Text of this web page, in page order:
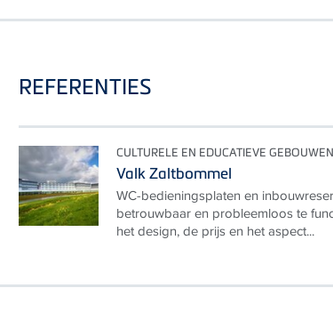
REFERENTIES
CULTURELE EN EDUCATIEVE GEBOUWEN
Valk Zaltbommel
WC-bedieningsplaten en
betrouwbaar en probleemloos te
het design, de prijs en het aspect...